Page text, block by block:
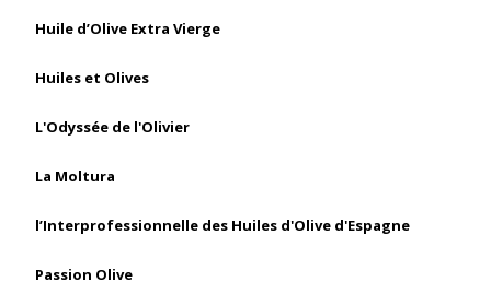
Huile d’Olive Extra Vierge
Huiles et Olives
L'Odyssée de l'Olivier
La Moltura
l’Interprofessionnelle des Huiles d'Olive d'Espagne
Passion Olive